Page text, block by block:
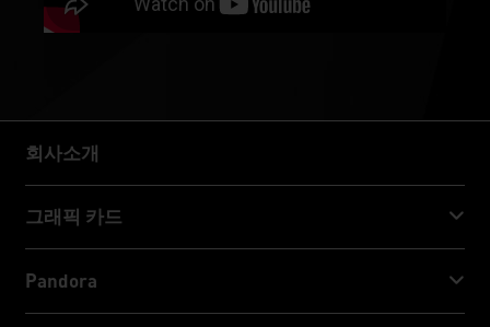
회사소개
회사소개
그래픽 카드
GeForce RTX™ 40 Series
Pandora